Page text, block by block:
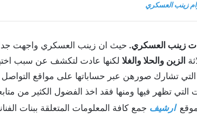
زينب العسكري
زينب العسكري. حيث ان زينب العسكري واجهت
الزين والحلا والغلالكنها عادت لتكشف عن سبب
تشارك صورهن عبر حساباتها على مواقع التواصل
التي تظهر فيها ومنها فقد اخذ الفضول الكثير
ارشيف جمع كافة المعلومات المتعلقة ببنات